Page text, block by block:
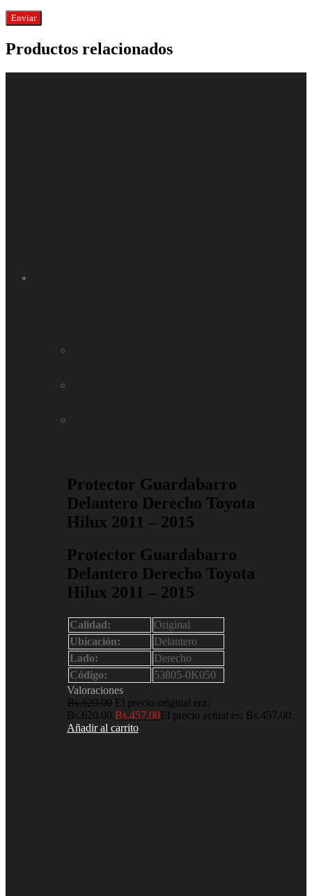
Productos relacionados
Protector Guardabarro
Delantero Derecho Toyota
Hilux 2011 – 2015
Protector Guardabarro
Delantero Derecho Toyota
Hilux 2011 – 2015
Calidad:
Original
Ubicación:
Delantero
Lado:
Derecho
Código:
53805-0K050
Valoraciones
Bs.620.00 El precio original era:
Bs.620.00.Bs.457.00El precio actual es: Bs.457.00.
Añadir al carrito